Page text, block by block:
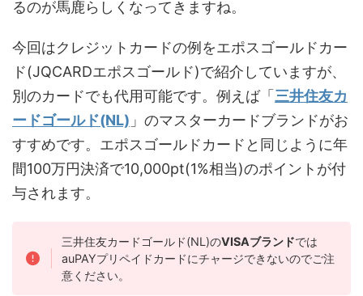
るのが馬鹿らしくなってきますね。
今回はクレジットカードの例をエポスゴールドカー
ド(JQCARDエポスゴールド)で紹介していますが、
別のカードでも代用可能です。例えば「三井住友カ
ードゴールド(NL) 」のマスターカードブランドがお
すすめです。エポスゴールドカードと同じように年
間100万円決済で10,000pt(1%相当)のポイントが付
与されます。
三井住友カードゴールド(NL)のVISAブランドでは
auPAYプリペイドカードにチャージできないのでご注
意ください。